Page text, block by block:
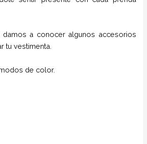
damos a conocer algunos accesorios
tu vestimenta.
de color.